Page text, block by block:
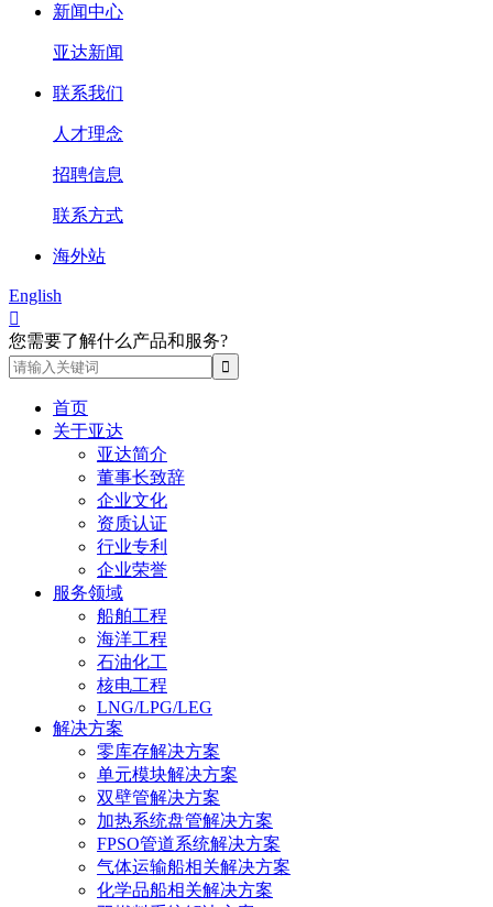
新闻中心
亚达新闻
联系我们
人才理念
招聘信息
联系方式
海外站
English

您需要了解什么产品和服务?
首页
关于亚达
亚达简介
董事长致辞
企业文化
资质认证
行业专利
企业荣誉
服务领域
船舶工程
海洋工程
石油化工
核电工程
LNG/LPG/LEG
解决方案
零库存解决方案
单元模块解决方案
双壁管解决方案
加热系统盘管解决方案
FPSO管道系统解决方案
气体运输船相关解决方案
化学品船相关解决方案